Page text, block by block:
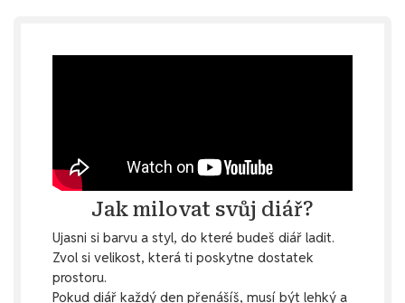
Jak milovat svůj diář?
Ujasni si barvu a styl, do které budeš diář ladit.
Zvol si velikost, která ti poskytne dostatek
prostoru.
Pokud diář každý den přenášíš, musí být lehký a